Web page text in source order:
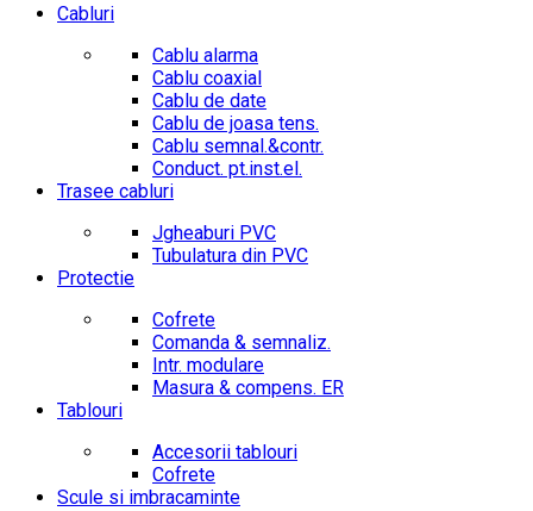
Cabluri
Cablu alarma
Cablu coaxial
Cablu de date
Cablu de joasa tens.
Cablu semnal.&contr.
Conduct. pt.inst.el.
Trasee cabluri
Jgheaburi PVC
Tubulatura din PVC
Protectie
Cofrete
Comanda & semnaliz.
Intr. modulare
Masura & compens. ER
Tablouri
Accesorii tablouri
Cofrete
Scule si imbracaminte